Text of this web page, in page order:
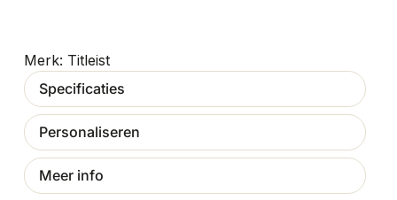
Titleist
Specificaties
Personaliseren
Meer info